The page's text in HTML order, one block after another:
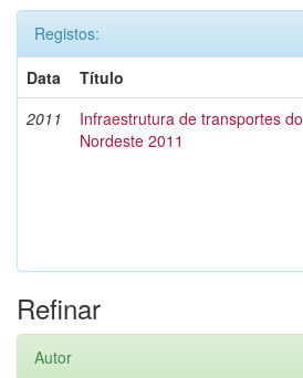
Registos:
Data
Título
2011
Infraestrutura de transportes do
Nordeste 2011
Refinar
Autor